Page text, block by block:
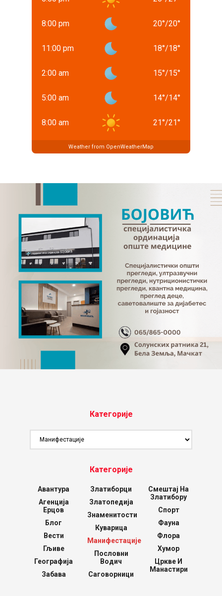
8:00 pm 20°/20°
11:00 pm 18°/18°
2:00 am 15°/15°
5:00 am 14°/14°
8:00 am 21°/21°
Weather from OpenWeatherMap
Категорије
Категорије
Авантура
Агенција
Ерцов
Блог
Вести
Гљиве
Географија
Забава
Златиборци
Златопедија
Знаменитости
Куварица
Манифестације
Пословни
Водич
Саговорници
Смештај На
Златибору
Спорт
Фауна
Флора
Хумор
Цркве И
Манастири